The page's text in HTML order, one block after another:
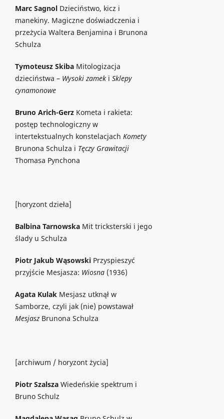
Marc SagnolDzieciństwo, kicz i
manekiny. Magiczne doświadczenia i
przeżycia Waltera Benjamina i Brunona
Schulza
Tymoteusz SkibaMitologizacja
dzieciństwa – Wysoki zameki Sklepy
cynamonowe
Bruno Arich-GerzKometa i rakieta:
postęp technologiczny w
intertekstualnych konstelacjach Komety
Brunona Schulza i Tęczy Grawitacji
Thomasa Pynchona
[horyzont dzieła]
Balbina TarnowskaMit tricksterski i jego
ślady u Schulza
Piotr Jakub WąsowskiPrzyspieszyć
przyjście Mesjasza: Wiosna(1936)
Agata KulakMesjasz utknął w
Samborze, czyli jak (nie) powstawał
MesjaszBrunona Schulza
[archiwum / horyzont życia]
Piotr SzalszaWiedeńskie spektrum i
Bruno Schulz